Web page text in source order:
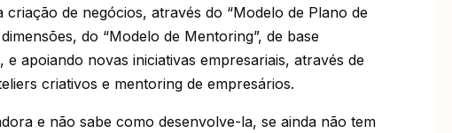
de negócios, através do “Modelo de Plano de
do “Modelo de Mentoring”, de base
e apoiando novas iniciativas empresariais, através de
criativos e mentoring de empresários.
e não sabe como desenvolve-la, se ainda não tem